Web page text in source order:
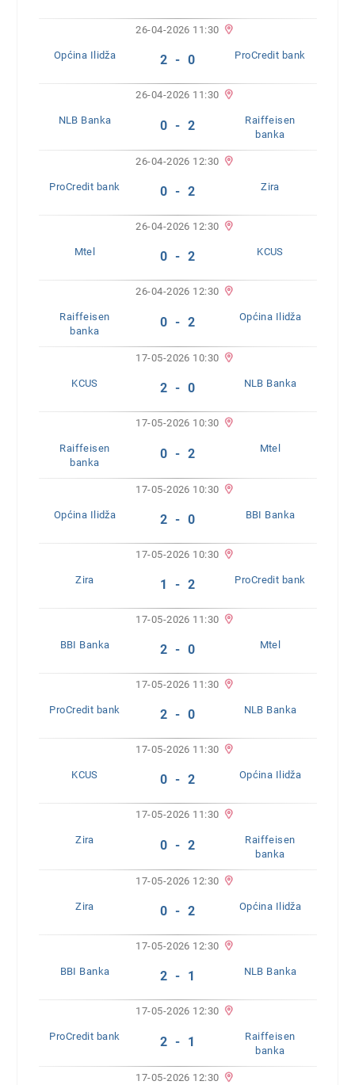
26-04-2026 11:30
Općina Ilidža 2 - 0 ProCredit bank
26-04-2026 11:30
NLB Banka 0 - 2
Raiffeisen
banka
26-04-2026 12:30
ProCredit bank 0 - 2 Zira
26-04-2026 12:30
Mtel 0 - 2 KCUS
26-04-2026 12:30
Raiffeisen
banka
0 - 2 Općina Ilidža
17-05-2026 10:30
KCUS 2 - 0 NLB Banka
17-05-2026 10:30
Raiffeisen
banka
0 - 2 Mtel
17-05-2026 10:30
Općina Ilidža 2 - 0 BBI Banka
17-05-2026 10:30
Zira 1 - 2 ProCredit bank
17-05-2026 11:30
BBI Banka 2 - 0 Mtel
17-05-2026 11:30
ProCredit bank 2 - 0 NLB Banka
17-05-2026 11:30
KCUS 0 - 2 Općina Ilidža
17-05-2026 11:30
Zira 0 - 2
Raiffeisen
banka
17-05-2026 12:30
Zira 0 - 2 Općina Ilidža
17-05-2026 12:30
BBI Banka 2 - 1 NLB Banka
17-05-2026 12:30
ProCredit bank 2 - 1
Raiffeisen
banka
17-05-2026 12:30